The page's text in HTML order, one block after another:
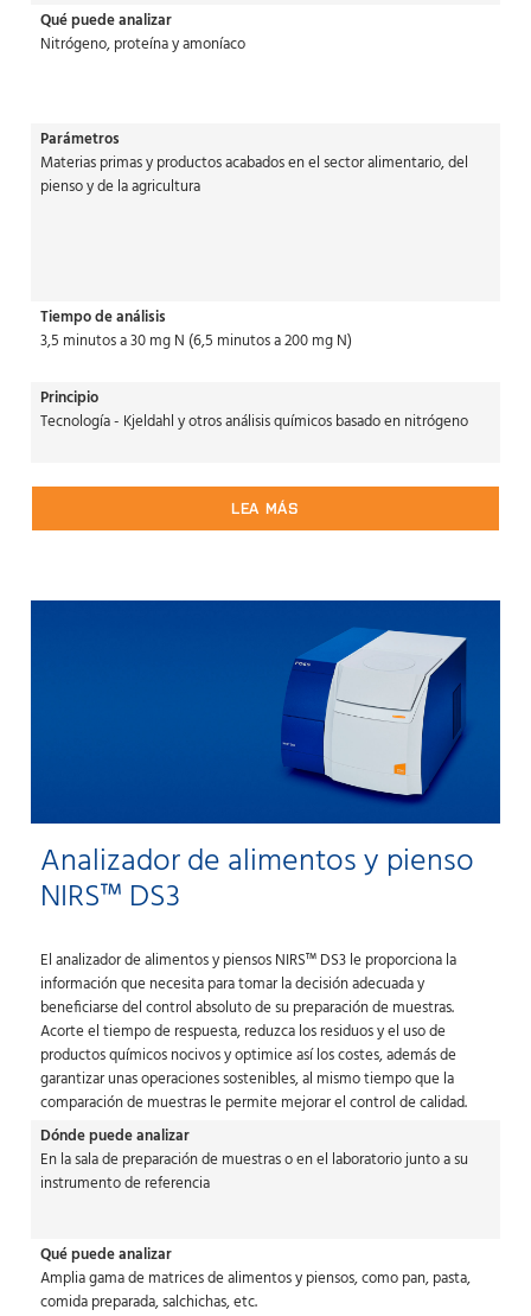
Qué puede analizar
Nitrógeno, proteína y amoníaco
Parámetros
Materias primas y productos acabados en el sector alimentario, del
pienso y de la agricultura
Tiempo de análisis
3,5 minutos a 30 mg N (6,5 minutos a 200 mg N)
Principio
Tecnología - Kjeldahl y otros análisis químicos basado en nitrógeno
LEA MÁS
Analizador de alimentos y pienso
NIRS™ DS3
El analizador de alimentos y piensos NIRS™ DS3 le proporciona la
información que necesita para tomar la decisión adecuada y
beneficiarse del control absoluto de su preparación de muestras.
Acorte el tiempo de respuesta, reduzca los residuos y el uso de
productos químicos nocivos y optimice así los costes, además de
garantizar unas operaciones sostenibles, al mismo tiempo que la
comparación de muestras le permite mejorar el control de calidad.
Dónde puede analizar
En la sala de preparación de muestras o en el laboratorio junto a su
instrumento de referencia
Qué puede analizar
Amplia gama de matrices de alimentos y piensos, como pan, pasta,
comida preparada, salchichas, etc.